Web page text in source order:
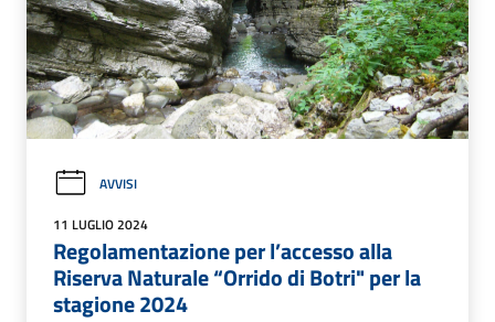
AVVISI
11 LUGLIO 2024
Regolamentazione per l’accesso alla
Riserva Naturale “Orrido di Botri" per la
stagione 2024